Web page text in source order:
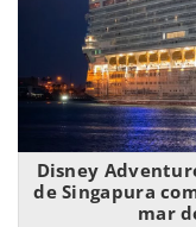
Disney
de Singapura
mar